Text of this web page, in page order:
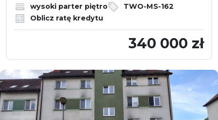
wysoki parter piętro
TWO-MS-162
Oblicz ratę kredytu
340 000 zł